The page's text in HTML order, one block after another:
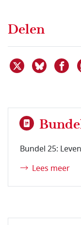
Delen
Deel dit item
Deel
Bundel 25:
Lees meer